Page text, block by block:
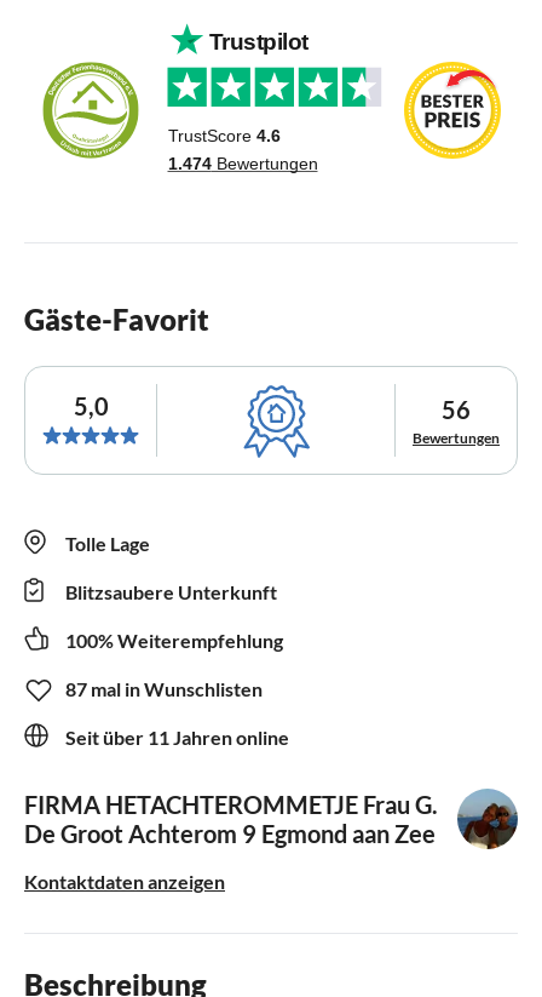
Gäste-Favorit
5,0 56
Bewertungen
Tolle Lage
Blitzsaubere Unterkunft
100% Weiterempfehlung
87 mal in Wunschlisten
Seit über 11 Jahren online
FIRMA HETACHTEROMMETJE Frau G.
De Groot Achterom 9 Egmond aan Zee
Kontaktdaten anzeigen
Beschreibung